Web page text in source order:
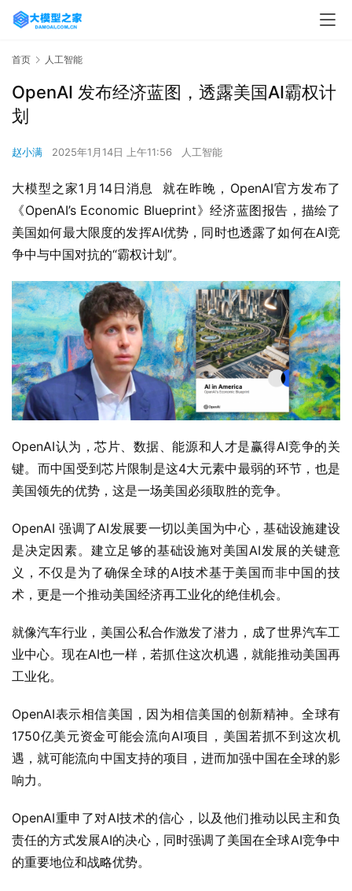
首页 人工智能
OpenAI 发布经济蓝图，透露美国AI霸权计
划
赵小满 2025年1月14日 上午11:56 人工智能
大模型之家1月14日消息  就在昨晚，OpenAI官方发布了
《OpenAI’s Economic Blueprint》经济蓝图报告，描绘了
美国如何最大限度的发挥AI优势，同时也透露了如何在AI竞
争中与中国对抗的“霸权计划”。
OpenAI认为，芯片、数据、能源和人才是赢得AI竞争的关
键。而中国受到芯片限制是这4大元素中最弱的环节，也是
美国领先的优势，这是一场美国必须取胜的竞争。
OpenAI 强调了AI发展要一切以美国为中心，基础设施建设
是决定因素。建立足够的基础设施对美国AI发展的关键意
义，不仅是为了确保全球的AI技术基于美国而非中国的技
术，更是一个推动美国经济再工业化的绝佳机会。
就像汽车行业，美国公私合作激发了潜力，成了世界汽车工
业中心。现在AI也一样，若抓住这次机遇，就能推动美国再
工业化。
OpenAI表示相信美国，因为相信美国的创新精神。全球有
1750亿美元资金可能会流向AI项目，美国若抓不到这次机
遇，就可能流向中国支持的项目，进而加强中国在全球的影
响力。
OpenAI重申了对AI技术的信心，以及他们推动以民主和负
责任的方式发展AI的决心，同时强调了美国在全球AI竞争中
的重要地位和战略优势。